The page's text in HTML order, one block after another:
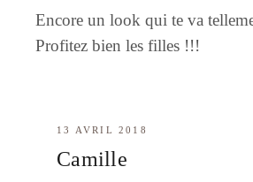
Encore un look qui te va
Profitez bien les filles !!!
13 AVRIL 2018
Camille